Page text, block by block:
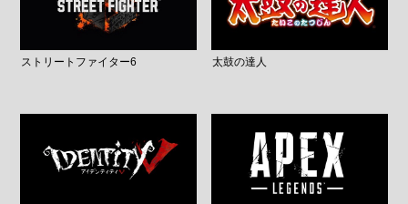
ストリートファイター6 太鼓の達人